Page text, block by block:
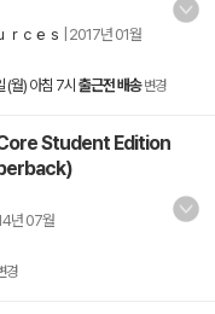
ｒｃｅｓ
2017년 01월
(월) 아침 7시 출근전 배송 변경
Student Edition
년 07월
경